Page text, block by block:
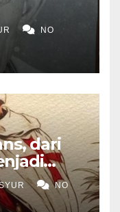
NO
dari
NO